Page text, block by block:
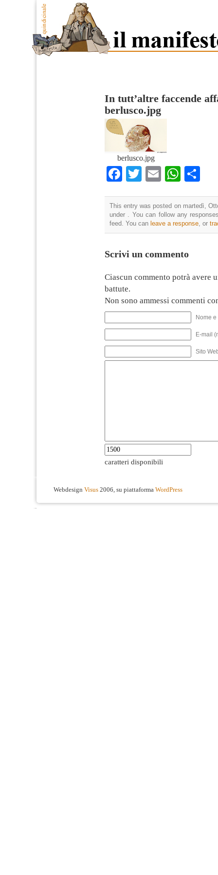
In tutt’altre faccende
berlusco.jpg
berlusco.jpg
Facebook
TwitterEmail
This entry was posted on martedì,
under . You can follow any
feed. You can leave a response , or
Scrivi un commento
Ciascun commento potrà avere
battute.
Non sono ammessi commenti
Nome
E-mail
Sito
caratteri disponibili
Webdesign Visus 2006, su piattaforma WordPress